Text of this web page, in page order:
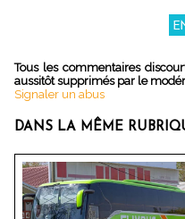
Tous les commentaires
aussitôt supprimés par le
Signaler un abus
DANS LA MÊME